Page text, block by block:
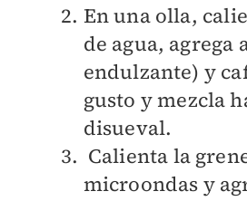
En una olla,
de agua, agrega
endulzante) y
gusto y mezcla
disueval.
Calienta la
microondas y